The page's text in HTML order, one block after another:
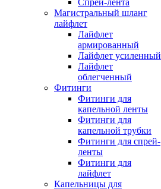
Спрей-лента
Магистральный шланг
лайфлет
Лайфлет
армированный
Лайфлет усиленный
Лайфлет
облегченный
Фитинги
Фитинги для
капельной ленты
Фитинги для
капельной трубки
Фитинги для спрей-
ленты
Фитинги для
лайфлет
Капельницы для